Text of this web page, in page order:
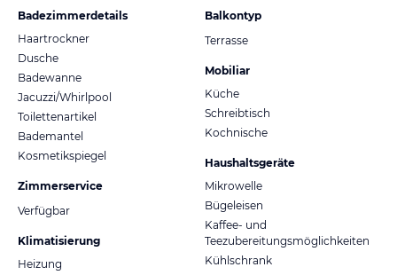
Badezimmerdetails
Haartrockner
Dusche
Badewanne
Jacuzzi/Whirlpool
Toilettenartikel
Bademantel
Kosmetikspiegel
Zimmerservice
Verfügbar
Klimatisierung
Heizung
Balkontyp
Terrasse
Mobiliar
Küche
Schreibtisch
Kochnische
Haushaltsgeräte
Mikrowelle
Bügeleisen
Kaffee- und
Teezubereitungsmöglichkeiten
Kühlschrank